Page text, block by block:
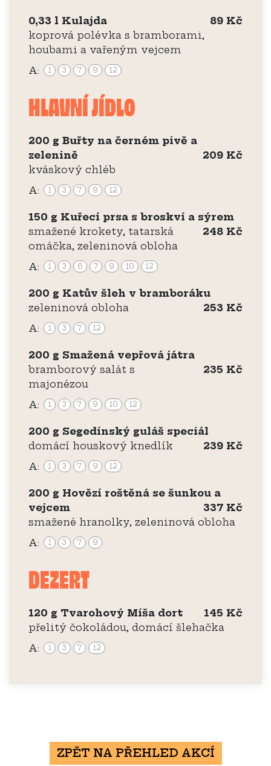
0,33 l Kulajda
89 Kč
koprová polévka s bramborami,
houbami a vařeným vejcem
A:
1 3 7 9 12
HLAVNÍ JÍDLO
200 g Buřty na černém pivě a
zelenině
209 Kč
kváskový chléb
A:
1 3 7 9 12
150 g Kuřecí prsa s broskví a sýrem
248 Kč
smažené krokety, tatarská
omáčka, zeleninová obloha
A:
1 3 6 7 9 10 12
200 g Katův šleh v bramboráku
253 Kč
zeleninová obloha
A:
1 3 7 12
200 g Smažená vepřová játra
235 Kč
bramborový salát s
majonézou
A:
1 3 7 9 10 12
200 g Segedínský guláš speciál
239 Kč
domácí houskový knedlík
A:
1 3 7 9 12
200 g Hovězí roštěná se šunkou a
vejcem
337 Kč
smažené hranolky, zeleninová obloha
A:
1 3 7 9
DEZERT
120 g Tvarohový Míša dort
145 Kč
přelitý čokoládou, domácí šlehačka
A:
1 3 7 12
ZPĚT NA PŘEHLED AKCÍ